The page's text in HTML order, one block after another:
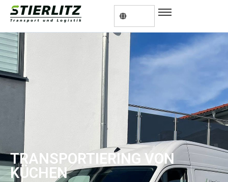
TRANSPORTIERING VON
KÜCHEN